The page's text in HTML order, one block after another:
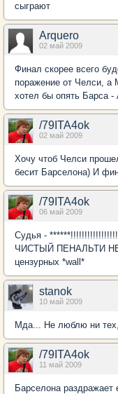
сыграют
Arquero
02 май 2009
Финал скорее всего
поражение от Челси, а
хотел бы опять Барса -
/79ITA4ok
02 май 2009
Хочу чтоб Челси
бесит Барселона) И
/79ITA4ok
06 май 2009
Судья -
ЧИСТЫЙ ПЕНАЛЬТИ НЕ
цензурных *wall*
stanok
10 май 2009
Мда... Не люблю ни
/79ITA4ok
11 май 2009
Барселона